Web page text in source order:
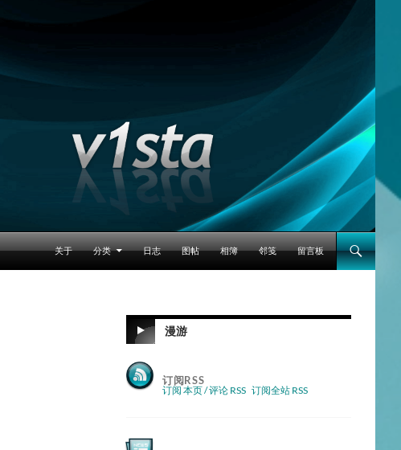
跳至正文
关于
分类 日志 图帖 相簿 邻笺 留言板
漫游
订阅RSS
订阅 本页 / 评论 RSS 订阅全站 RSS